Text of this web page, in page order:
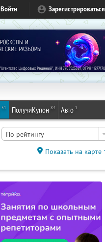
Войти Зарегистрироваться
31 ПолучиКупон 84 Авто 1
По рейтингу
Показать на карте